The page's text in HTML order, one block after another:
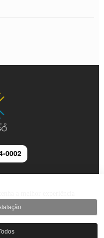
0002
os direitos reservados.